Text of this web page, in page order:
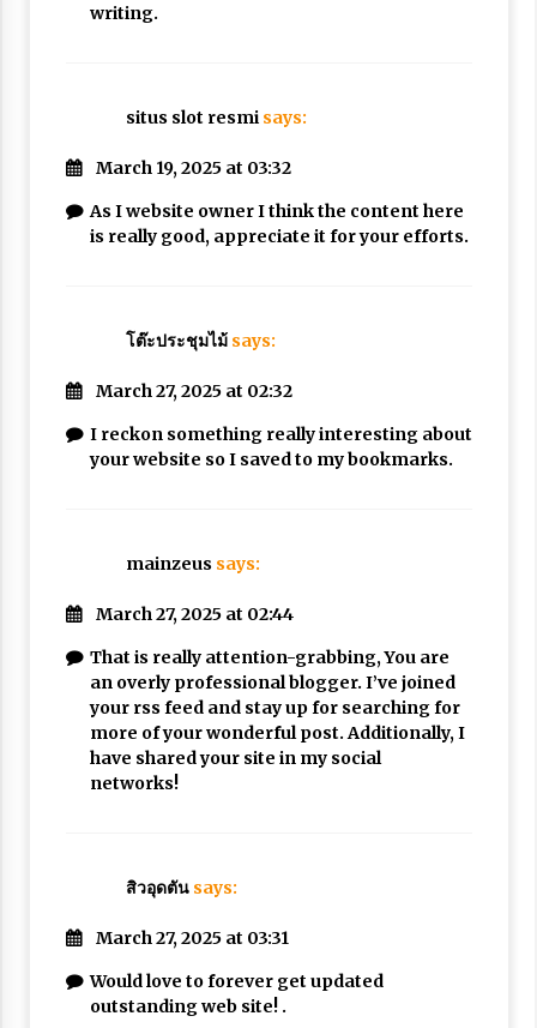
writing.
situs slot resmi says:
March 19, 2025 at 03:32
As I website owner I think the content here
is really good, appreciate it for your efforts.
โต๊ะประชุมไม้ says:
March 27, 2025 at 02:32
I reckon something really interesting about
your website so I saved to my bookmarks.
mainzeus says:
March 27, 2025 at 02:44
That is really attention-grabbing, You are
an overly professional blogger. I’ve joined
your rss feed and stay up for searching for
more of your wonderful post. Additionally, I
have shared your site in my social
networks!
สิวอุดตัน says:
March 27, 2025 at 03:31
Would love to forever get updated
outstanding web site! .